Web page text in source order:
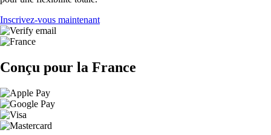
Inscrivez-vous maintenant
Conçu pour la France